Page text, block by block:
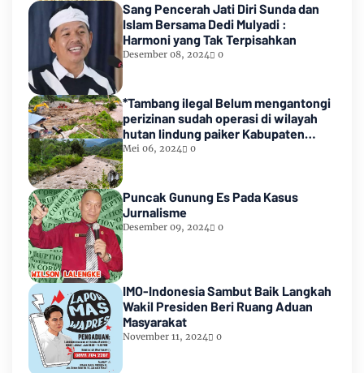
Sang Pencerah Jati Diri Sunda dan
Islam Bersama Dedi Mulyadi :
Harmoni yang Tak Terpisahkan
Desember 08, 2024 0
*Tambang ilegal Belum mengantongi
perizinan sudah operasi di wilayah
hutan lindung paiker Kabupaten
Empat lawang Sumsel*
Mei 06, 2024 0
Puncak Gunung Es Pada Kasus
Jurnalisme
Desember 09, 2024 0
IMO-Indonesia Sambut Baik Langkah
Wakil Presiden Beri Ruang Aduan
Masyarakat
November 11, 2024 0